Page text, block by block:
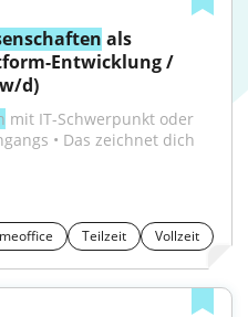
als
Entwicklung /
d)
mit IT-Schwerpunkt oder
• Das zeichnet dich
Teilzeit Vollzeit